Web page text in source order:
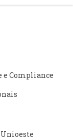
e Compliance
Unioeste